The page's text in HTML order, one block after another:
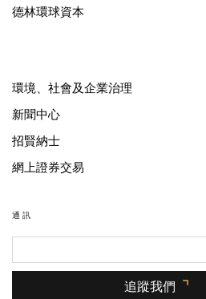
德林環球資本
環境、社會及企業治理
新聞中心
招賢納士
網上證券交易
通訊
追蹤我們